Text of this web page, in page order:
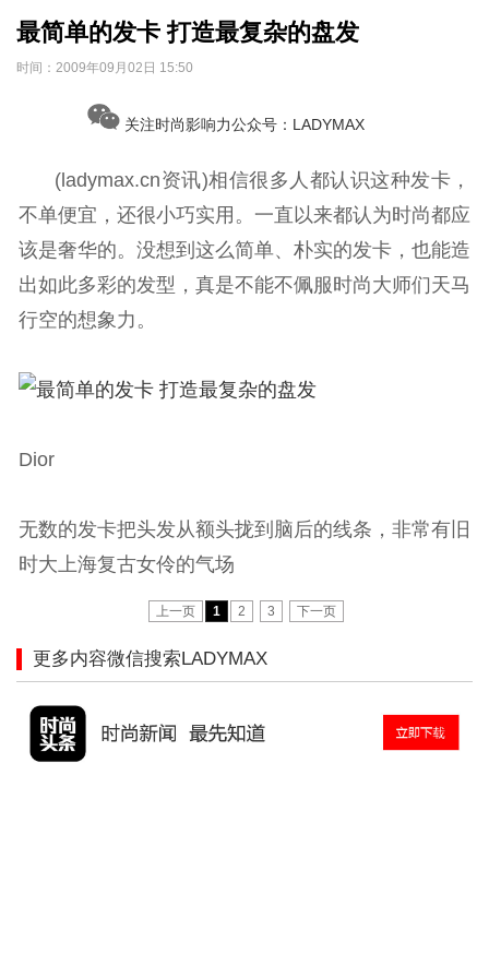
最简单的发卡 打造最复杂的盘发
时间： 2009年09月02日 15:50
关注时尚影响力公众号：LADYMAX
(ladymax.cn资讯)相信很多人都认识这种发卡，
不单便宜，还很小巧实用。一直以来都认为时尚都应
该是奢华的。没想到这么简单、朴实的发卡，也能造
出如此多彩的发型，真是不能不佩服时尚大师们天马
行空的想象力。
Dior
无数的发卡把头发从额头拢到脑后的线条，非常有旧
时大上海复古女伶的气场
上一页 1 2 3 下一页
更多内容微信搜索LADYMAX